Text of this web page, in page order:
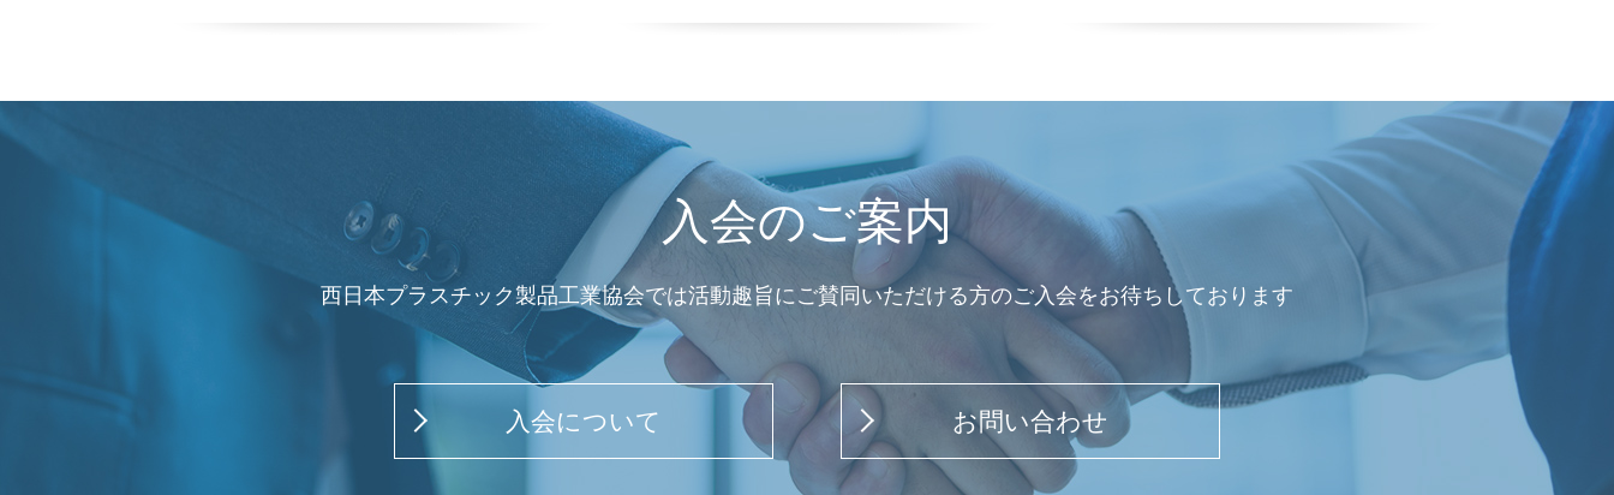
入会のご案内
西日本プラスチック製品工業協会では活動趣旨にご賛同いただける方のご入会をお待ちしております
入会について お問い合わせ